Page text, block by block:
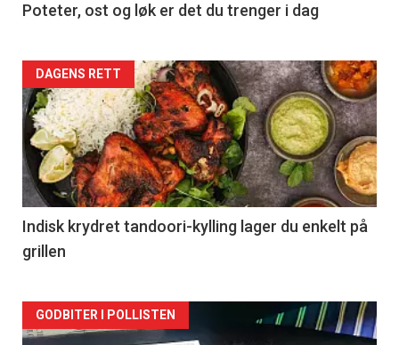
Poteter, ost og løk er det du trenger i dag
Forsiden
akkurat
nå
-
2
DAGENS RETT
Indisk krydret tandoori-kylling lager du enkelt på
grillen
Forsiden
GODBITER I POLLISTEN